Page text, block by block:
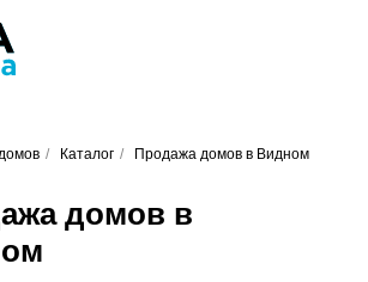
/ Каталог / Продажа домов в Видном
домов в